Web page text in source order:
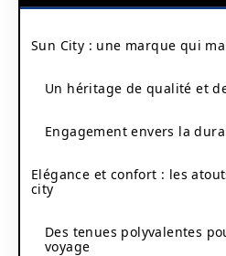
Sun City : une marque qui
Un héritage de qualité et
Engagement envers la
Elégance et confort : les
city
Des tenues polyvalentes
voyage